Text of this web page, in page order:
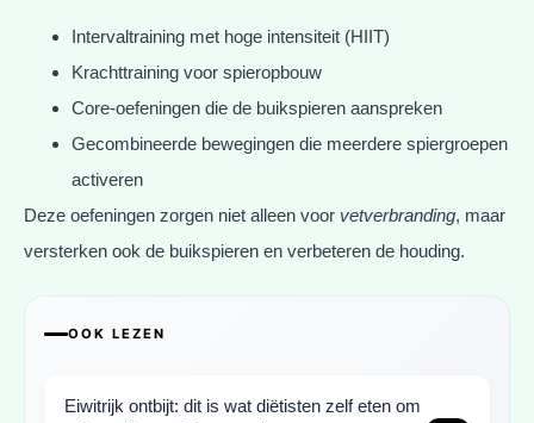
Intervaltraining met hoge intensiteit (HIIT)
Krachttraining voor spieropbouw
Core-oefeningen die de buikspieren aanspreken
Gecombineerde bewegingen die meerdere spiergroepen
activeren
Deze oefeningen zorgen niet alleen voor vetverbranding, maar
versterken ook de buikspieren en verbeteren de houding.
OOK LEZEN
Eiwitrijk ontbijt: dit is wat diëtisten zelf eten om